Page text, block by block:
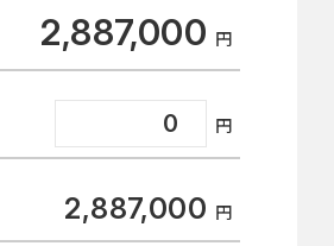
2,887,000
2,887,000